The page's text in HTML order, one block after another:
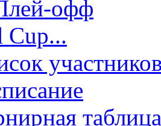
офф
Cup...
таблица